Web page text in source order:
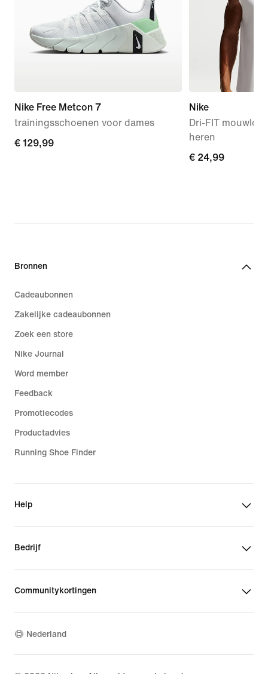
Nike Free Metcon 7
trainingsschoenen voor dames
€ 129,99
€ 129,99
Nike
Dri-FIT
heren
€ 24,99
€ 24,99
Bronnen
Cadeaubonnen
Zakelijke cadeaubonnen
Zoek een store
Nike Journal
Word member
Feedback
Promotiecodes
Productadvies
Running Shoe Finder
Help
Bedrijf
Communitykortingen
Nederland